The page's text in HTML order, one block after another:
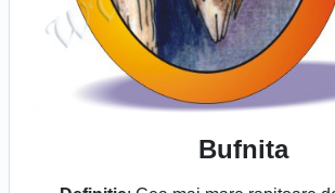
Bufnita